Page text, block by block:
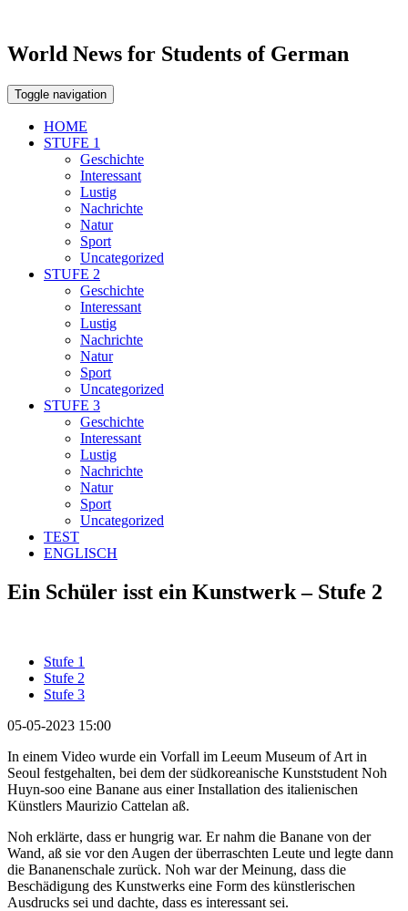
World News for Students of German
Toggle navigation
HOME
STUFE 1
Geschichte
Interessant
Lustig
Nachrichte
Natur
Sport
Uncategorized
STUFE 2
Geschichte
Interessant
Lustig
Nachrichte
Natur
Sport
Uncategorized
STUFE 3
Geschichte
Interessant
Lustig
Nachrichte
Natur
Sport
Uncategorized
TEST
ENGLISCH
Ein Schüler isst ein Kunstwerk – Stufe 2
Stufe 1
Stufe 2
Stufe 3
05-05-2023 15:00
In einem Video wurde ein Vorfall im Leeum Museum of Art in
Seoul festgehalten, bei dem der südkoreanische Kunststudent Noh
Huyn-soo eine Banane aus einer Installation des italienischen
Künstlers Maurizio Cattelan aß.
Noh erklärte, dass er hungrig war. Er nahm die Banane von der
Wand, aß sie vor den Augen der überraschten Leute und legte dann
die Bananenschale zurück. Noh war der Meinung, dass die
Beschädigung des Kunstwerks eine Form des künstlerischen
Ausdrucks sei und dachte, dass es interessant sei.